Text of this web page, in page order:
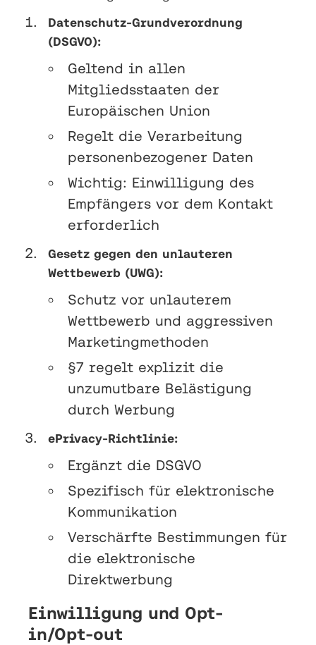
Datenschutz-Grundverordnung
(DSGVO):
Geltend in allen
Mitgliedsstaaten der
Europäischen Union
Regelt die Verarbeitung
personenbezogener Daten
Wichtig: Einwilligung des
Empfängers vor dem Kontakt
erforderlich
Gesetz gegen den unlauteren
Wettbewerb (UWG):
Schutz vor unlauterem
Wettbewerb und aggressiven
Marketingmethoden
§7 regelt explizit die
unzumutbare Belästigung
durch Werbung
ePrivacy-Richtlinie:
Ergänzt die DSGVO
Spezifisch für elektronische
Kommunikation
Verschärfte Bestimmungen für
die elektronische
Direktwerbung
Einwilligung und Opt-
in/Opt-out